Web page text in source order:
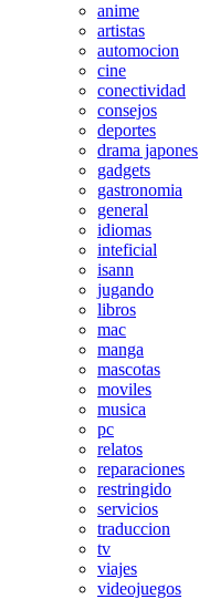
anime
artistas
automocion
cine
conectividad
consejos
deportes
drama japones
gadgets
gastronomia
general
idiomas
inteficial
isann
jugando
libros
mac
manga
mascotas
moviles
musica
pc
relatos
reparaciones
restringido
servicios
traduccion
tv
viajes
videojuegos